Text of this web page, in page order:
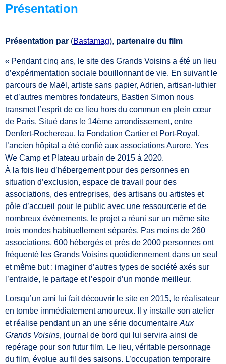
Présentation
Présentation par (Bastamag), partenaire du film
« Pendant cinq ans, le site des Grands Voisins a été un lieu
d’expérimentation sociale bouillonnant de vie. En suivant le
parcours de Maël, artiste sans papier, Adrien, artisan-luthier
et d’autres membres fondateurs, Bastien Simon nous
transmet l’esprit de ce lieu hors du commun en plein cœur
de Paris. Situé dans le 14ème arrondissement, entre
Denfert-Rochereau, la Fondation Cartier et Port-Royal,
l’ancien hôpital a été confié aux associations Aurore, Yes
We Camp et Plateau urbain de 2015 à 2020.
À la fois lieu d’hébergement pour des personnes en
situation d’exclusion, espace de travail pour des
associations, des entreprises, des artisans ou artistes et
pôle d’accueil pour le public avec une ressourcerie et de
nombreux événements, le projet a réuni sur un même site
trois mondes habituellement séparés. Pas moins de 260
associations, 600 hébergés et près de 2000 personnes ont
fréquenté les Grands Voisins quotidiennement dans un seul
et même but : imaginer d’autres types de société axés sur
l’entraide, le partage et l’espoir d’un monde meilleur.
Lorsqu’un ami lui fait découvrir le site en 2015, le réalisateur
en tombe immédiatement amoureux. Il y installe son atelier
et réalise pendant un an une série documentaire Aux
Grands Voisins, journal de bord qui lui servira ainsi de
repérage pour son futur film. Le lieu, véritable personnage
du film, évolue au fil des saisons. L’occupation temporaire